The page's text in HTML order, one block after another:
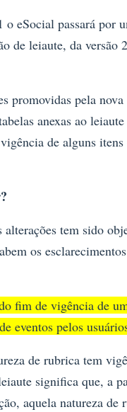
o eSocial passará por
de leiaute, da versão
promovidas pela
anexas ao
de alguns
alterações tem sido
os
fim de vigência de
eventos pelos
de rubrica tem
significa que, a
aquela natureza de